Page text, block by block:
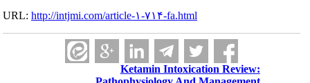
URL:http://intjmi.com/article-۱-۷۱۴-fa.html
Ketamin Intoxication Review: